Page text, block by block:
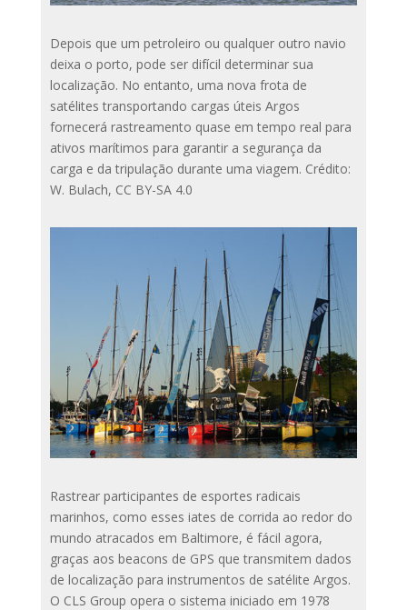
Depois que um petroleiro ou qualquer outro navio
deixa o porto, pode ser difícil determinar sua
localização. No entanto, uma nova frota de
satélites transportando cargas úteis Argos
fornecerá rastreamento quase em tempo real para
ativos marítimos para garantir a segurança da
carga e da tripulação durante uma viagem. Crédito:
W. Bulach, CC BY-SA 4.0
Rastrear participantes de esportes radicais
marinhos, como esses iates de corrida ao redor do
mundo atracados em Baltimore, é fácil agora,
graças aos beacons de GPS que transmitem dados
de localização para instrumentos de satélite Argos.
O CLS Group opera o sistema iniciado em 1978